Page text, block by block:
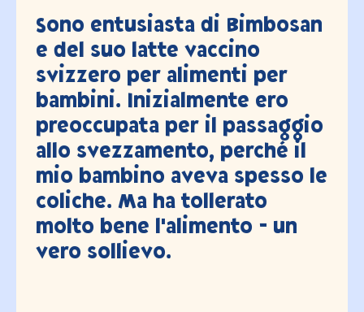
le
Con un po' di malinconia,
oggi abbiamo svuotato
l'ultima volta la lattina di
Bimbosan (Super
dopo 3,5 anni e 2
siamo sempre stati molto
soddisfatti, grazie mille!
Valerie